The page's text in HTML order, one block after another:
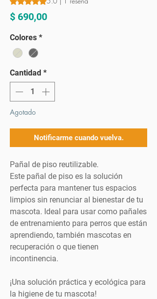
$ 690,00Precio
Colores *
Cantidad *
Agotado
Notificarme cuando vuelva.
Pañal de piso reutilizable.
Este pañal de piso es la solución
perfecta para mantener tus espacios
limpios sin renunciar al bienestar de tu
mascota. Ideal para usar como pañales
de entrenamiento para perros que están
aprendiendo, también mascotas en
recuperación o que tienen
incontinencia.
¡Una solución práctica y ecológica para
la higiene de tu mascota!